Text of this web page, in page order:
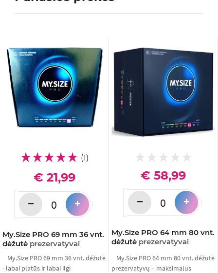
(1)
My.Size PRO 69 mm 36 vnt.
dėžutė prezervatyvai
€ 21,99
− +
My.Size PRO 69 mm 36 vnt. dėžutė
- labai platūs ir labai ilgi
My.Size PRO 64 mm 80 vnt.
dėžutė prezervatyvai
€ 58,99
− +
My.Size PRO 64 mm 80 vnt. dėžutė
prezervatyvų – maksimalus